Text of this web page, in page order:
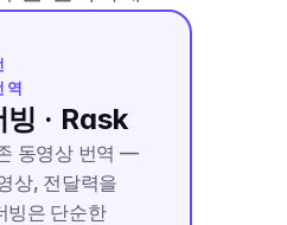
역
· Rask
동영상 번역 —
상, 전달력을
빙은 단순한